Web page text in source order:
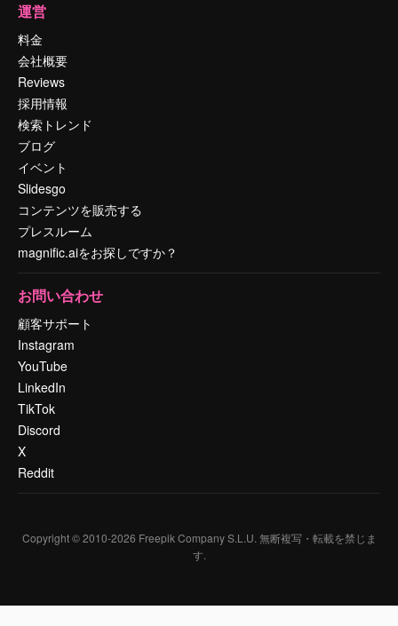
運営
料金
会社概要
Reviews
採用情報
検索トレンド
ブログ
イベント
Slidesgo
コンテンツを販売する
プレスルーム
magnific.aiをお探しですか？
お問い合わせ
顧客サポート
Instagram
YouTube
LinkedIn
TikTok
Discord
X
Reddit
Copyright © 2010-2026 Freepik Company S.L.U. 無断複写・転載を禁じま
す.